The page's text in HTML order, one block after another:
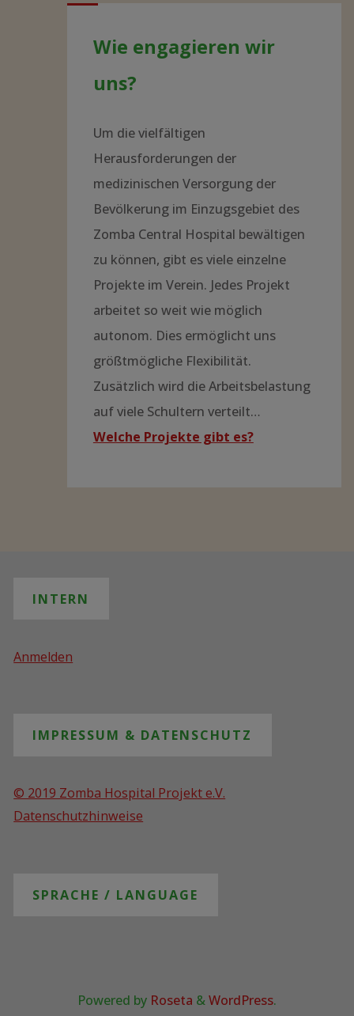
Wie engagieren wir
uns?
Um die vielfältigen
Herausforderungen der
medizinischen Versorgung der
Bevölkerung im Einzugsgebiet des
Zomba Central Hospital bewältigen
zu können, gibt es viele einzelne
Projekte im Verein. Jedes Projekt
arbeitet so weit wie möglich
autonom. Dies ermöglicht uns
größtmögliche Flexibilität.
Zusätzlich wird die Arbeitsbelastung
auf viele Schultern verteilt…
Welche Projekte gibt es?
INTERN
Anmelden
IMPRESSUM & DATENSCHUTZ
© 2019 Zomba Hospital Projekt e.V.
Datenschutzhinweise
SPRACHE / LANGUAGE
Powered by Roseta &WordPress.